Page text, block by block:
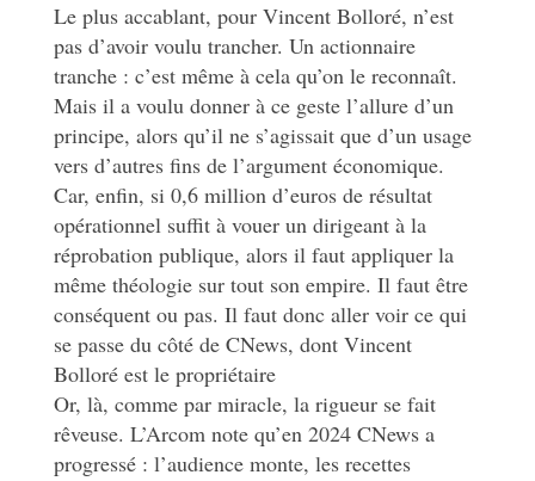
Le plus accablant, pour Vincent Bolloré, n’est
pas d’avoir voulu trancher. Un actionnaire
tranche : c’est même à cela qu’on le reconnaît.
Mais il a voulu donner à ce geste l’allure d’un
principe, alors qu’il ne s’agissait que d’un usage
vers d’autres fins de l’argument économique.
Car, enfin, si 0,6 million d’euros de résultat
opérationnel suffit à vouer un dirigeant à la
réprobation publique, alors il faut appliquer la
même théologie sur tout son empire. Il faut être
conséquent ou pas. Il faut donc aller voir ce qui
se passe du côté de CNews, dont Vincent
Bolloré est le propriétaire
Or, là, comme par miracle, la rigueur se fait
rêveuse. L’Arcom note qu’en 2024 CNews a
progressé : l’audience monte, les recettes